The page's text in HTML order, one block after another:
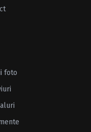
foto